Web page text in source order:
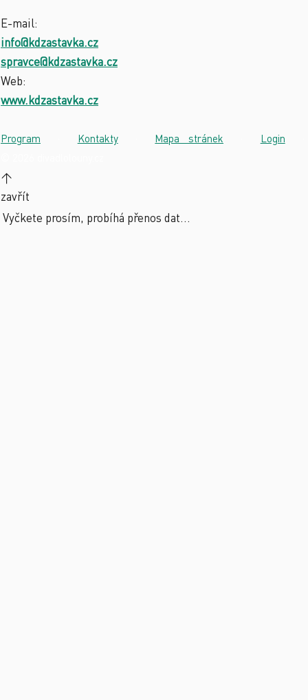
E-mail:
info@kdzastavka.cz
spravce@kdzastavka.cz
Web:
www.kdzastavka.cz
Program Kontakty· Mapa stránek Login
↑
zavřít
Vyčkete prosím, probíhá přenos dat...